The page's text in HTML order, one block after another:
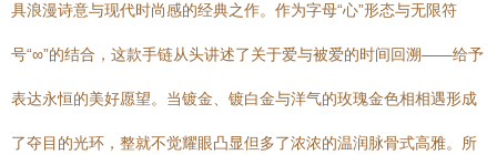
具浪漫诗意与现代时尚感的经典之作。作为字母“心”形态与无限符
号“∞”的结合，这款手链从头讲述了关于爱与被爱的时间回溯——给予
表达永恒的美好愿望。当镀金、镀白金与洋气的玫瑰金色相相遇形成
了夺目的光环，整就不觉耀眼凸显但多了浓浓的温润脉骨式高雅。所